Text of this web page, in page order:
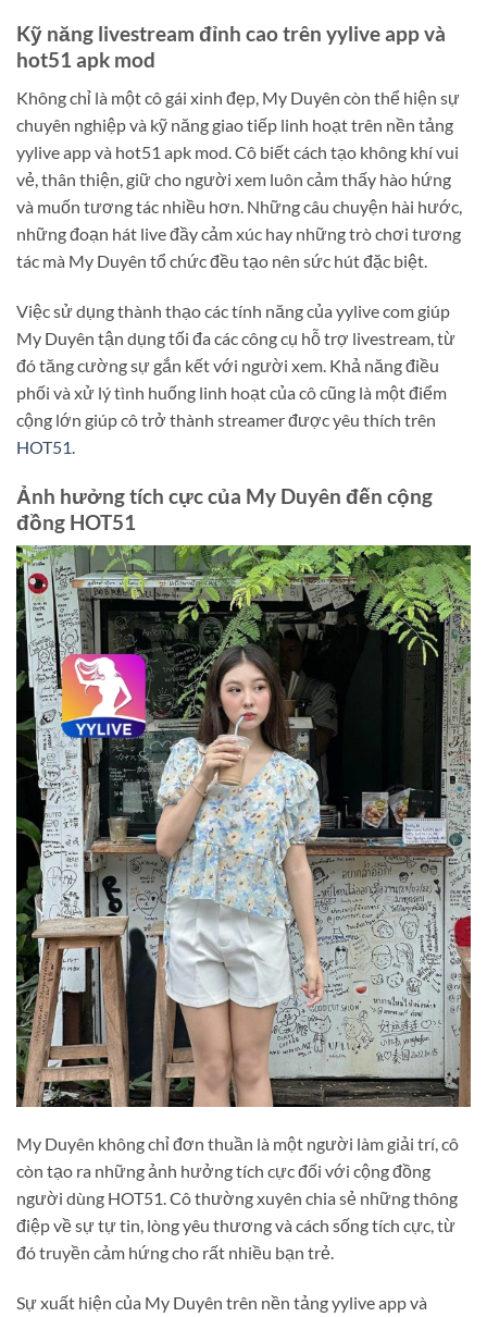
Kỹ năng livestream đỉnh cao trên yylive app và
hot51 apk mod
Không chỉ là một cô gái xinh đẹp, My Duyên còn thể hiện sự
chuyên nghiệp và kỹ năng giao tiếp linh hoạt trên nền tảng
yylive app và hot51 apk mod. Cô biết cách tạo không khí vui
vẻ, thân thiện, giữ cho người xem luôn cảm thấy hào hứng
và muốn tương tác nhiều hơn. Những câu chuyện hài hước,
những đoạn hát live đầy cảm xúc hay những trò chơi tương
tác mà My Duyên tổ chức đều tạo nên sức hút đặc biệt.
Việc sử dụng thành thạo các tính năng của yylive com giúp
My Duyên tận dụng tối đa các công cụ hỗ trợ livestream, từ
đó tăng cường sự gắn kết với người xem. Khả năng điều
phối và xử lý tình huống linh hoạt của cô cũng là một điểm
cộng lớn giúp cô trở thành streamer được yêu thích trên
HOT51.
Ảnh hưởng tích cực của My Duyên đến cộng
đồng HOT51
My Duyên không chỉ đơn thuần là một người làm giải trí, cô
còn tạo ra những ảnh hưởng tích cực đối với cộng đồng
người dùng HOT51. Cô thường xuyên chia sẻ những thông
điệp về sự tự tin, lòng yêu thương và cách sống tích cực, từ
đó truyền cảm hứng cho rất nhiều bạn trẻ.
Sự xuất hiện của My Duyên trên nền tảng yylive app và